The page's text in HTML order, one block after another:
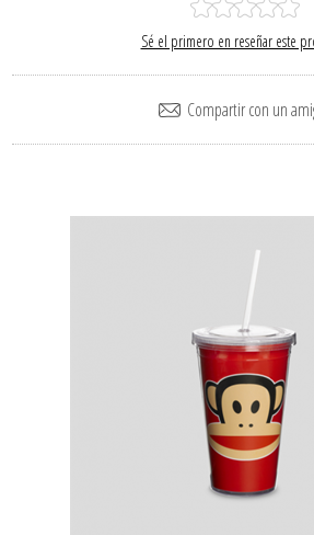
Sé el primero en reseñar este